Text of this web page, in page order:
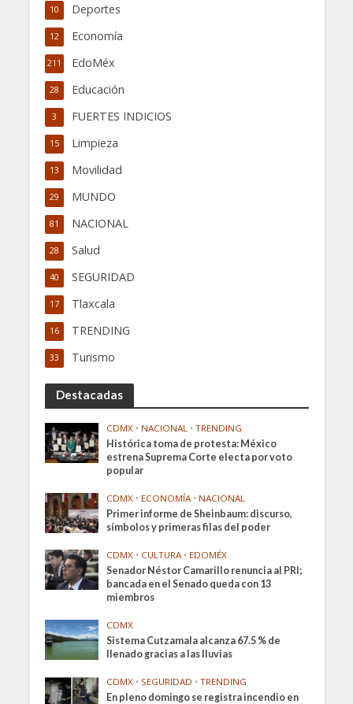
Deportes
10
Economía
12
EdoMéx
211
Educación
28
FUERTES INDICIOS
3
Limpieza
15
Movilidad
13
MUNDO
29
NACIONAL
81
Salud
28
SEGURIDAD
40
Tlaxcala
17
TRENDING
16
Turismo
33
Destacadas
CDMX • NACIONAL • TRENDING
Histórica toma de protesta: México
estrena Suprema Corte electa por voto
popular
CDMX • ECONOMÍA • NACIONAL
Primer informe de Sheinbaum: discurso,
símbolos y primeras filas del poder
CDMX • CULTURA • EDOMÉX
Senador Néstor Camarillo renuncia al PRI;
bancada en el Senado queda con 13
miembros
CDMX
Sistema Cutzamala alcanza 67.5 % de
llenado gracias a las lluvias
CDMX • SEGURIDAD • TRENDING
En pleno domingo se registra incendio en